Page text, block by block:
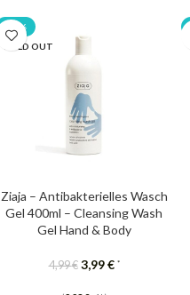
-20%
SOLD OUT
Ziaja – Antibakterielles Wasch
Gel 400ml – Cleansing Wash
Gel Hand & Body
4,99€ 3,99€ *